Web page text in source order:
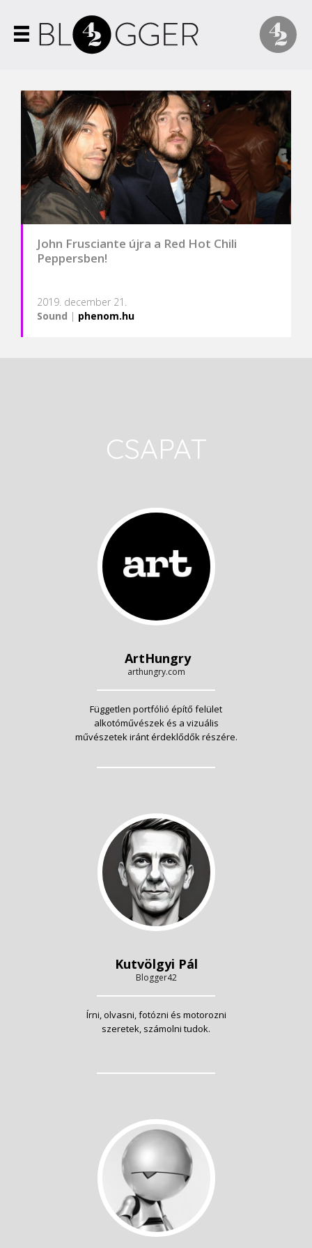
John Frusciante újra a Red Hot Chili
Peppersben!
2019. december 21.
Sound | phenom.hu
CSAPAT
ArtHungry
arthungry.com
Független portfólió építő felület
alkotóművészek és a vizuális
művészetek iránt érdeklődők részére.
Kutvölgyi Pál
Blogger42
Írni, olvasni, fotózni és motorozni
szeretek, számolni tudok.